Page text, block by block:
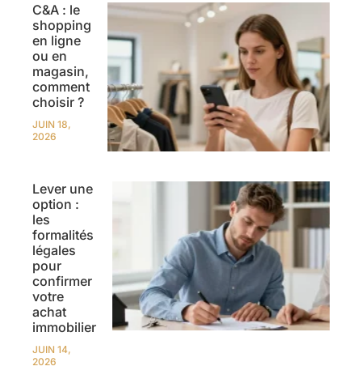
C&A : le
shopping
en ligne
ou en
magasin,
comment
choisir ?
JUIN 18,
2026
Lever une
option :
les
formalités
légales
pour
confirmer
votre
achat
immobilier
JUIN 14,
2026